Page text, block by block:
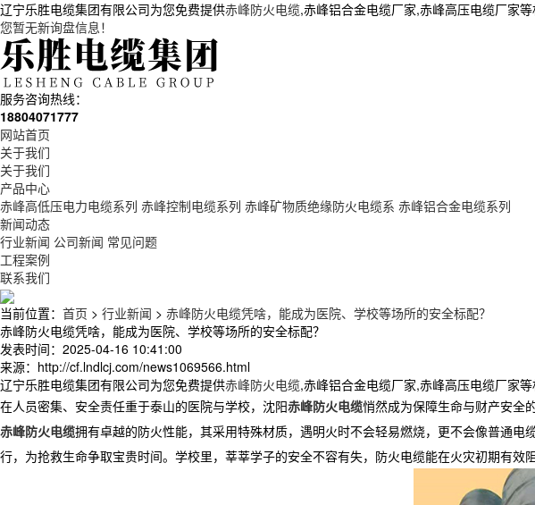
辽宁乐胜电缆集团有限公司为您免费提供赤峰防火电缆,赤峰铝合金电缆厂家,赤峰高压电缆厂家
您暂无新询盘信息！
服务咨询热线：
18804071777
网站首页
关于我们
关于我们
产品中心
赤峰高低压电力电缆系列 赤峰控制电缆系列 赤峰矿物质绝缘防火电缆系 赤峰铝合金电缆系列
新闻动态
行业新闻 公司新闻 常见问题
工程案例
联系我们
当前位置： 首页 > 行业新闻 > 赤峰防火电缆凭啥，能成为医院、学校等场所的安全标配？
赤峰防火电缆凭啥，能成为医院、学校等场所的安全标配？
发表时间：2025-04-16 10:41:00
来源：http://cf.lndlcj.com/news1069566.html
辽宁乐胜电缆集团有限公司为您免费提供赤峰防火电缆,赤峰铝合金电缆厂家,赤峰高压电缆厂家
在人员密集、安全责任重于泰山的医院与学校， 沈阳赤峰防火电缆悄然成为保障生命与财产安全
赤峰防火电缆拥有卓越的防火性能，其采用特殊材质，遇明火时不会轻易燃烧，更不会像普通
行，为抢救生命争取宝贵时间。学校里，莘莘学子的安全不容有失，防火电缆能在火灾初期有效